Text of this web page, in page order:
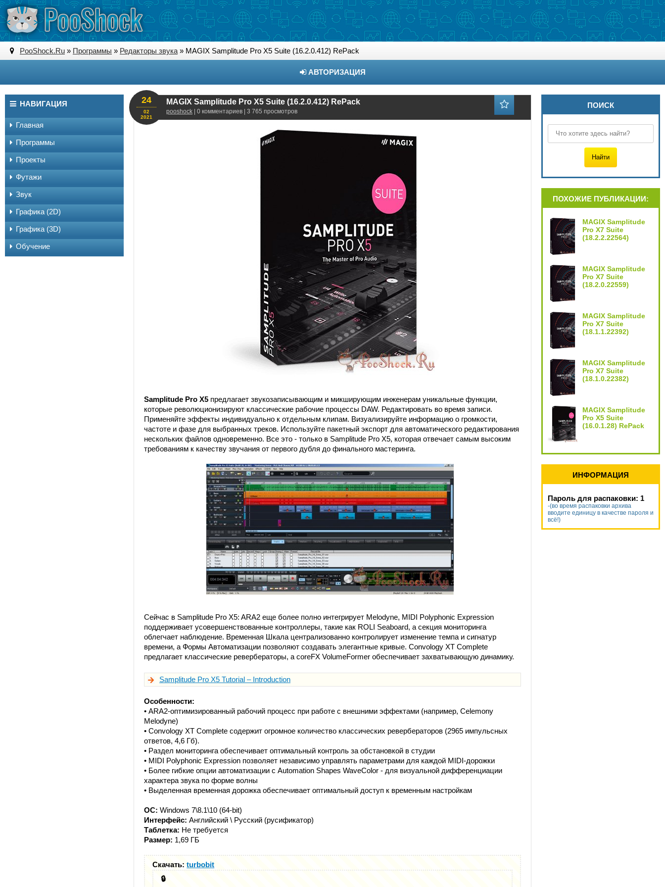
PooShock.Ru » Программы » Редакторы звука » MAGIX Samplitude Pro X5 Suite (16.2.0.412) RePack
АВТОРИЗАЦИЯ
MAGIX Samplitude Pro X5 Suite (16.2.0.412) RePack
pooshock | 0 комментариев | 3 765 просмотров
24
02
2021
Samplitude Pro X5 предлагает звукозаписывающим и микширующим инженерам уникальные функции,
которые революционизируют классические рабочие процессы DAW. Редактировать во время записи.
Применяйте эффекты индивидуально к отдельным клипам. Визуализируйте информацию о громкости,
частоте и фазе для выбранных треков. Используйте пакетный экспорт для автоматического редактирования
нескольких файлов одновременно. Все это - только в Samplitude Pro X5, которая отвечает самым высоким
требованиям к качеству звучания от первого дубля до финального мастеринга.
Сейчас в Samplitude Pro X5: ARA2 еще более полно интегрирует Melodyne, MIDI Polyphonic Expression
поддерживает усовершенствованные контроллеры, такие как ROLI Seaboard, а секция мониторинга
облегчает наблюдение. Временная Шкала централизованно контролирует изменение темпа и сигнатур
времени, а Формы Автоматизации позволяют создавать элегантные кривые. Convology XT Complete
предлагает классические ревербераторы, а coreFX VolumeFormer обеспечивает захватывающую динамику.
Samplitude Pro X5 Tutorial – Introduction
Особенности:
• ARA2-оптимизированный рабочий процесс при работе с внешними эффектами (например, Celemony
Melodyne)
• Convology XT Complete содержит огромное количество классических ревербераторов (2965 импульсных
ответов, 4,6 Гб).
• Раздел мониторинга обеспечивает оптимальный контроль за обстановкой в студии
• MIDI Polyphonic Expression позволяет независимо управлять параметрами для каждой MIDI-дорожки
• Более гибкие опции автоматизации с Automation Shapes WaveColor - для визуальной дифференциации
характера звука по форме волны
• Выделенная временная дорожка обеспечивает оптимальный доступ к временным настройкам
ОС: Windows 7\8.1\10 (64-bit)
Интерфейс: Английский \ Русский (русификатор)
Таблетка: Не требуется
Размер: 1,69 ГБ
Скачать:turbobit
🔒
НАВИГАЦИЯ
Главная
Программы
Проекты
Футажи
Звук
Графика (2D)
Графика (3D)
Обучение
ПОИСК
ПОХОЖИЕ ПУБЛИКАЦИИ:
MAGIX Samplitude
Pro X7 Suite
(18.2.2.22564)
MAGIX Samplitude
Pro X7 Suite
(18.2.0.22559)
MAGIX Samplitude
Pro X7 Suite
(18.1.1.22392)
MAGIX Samplitude
Pro X7 Suite
(18.1.0.22382)
MAGIX Samplitude
Pro X5 Suite
(16.0.1.28) RePack
ИНФОРМАЦИЯ
Пароль для распаковки: 1
-(во время распаковки архива
вводите единицу в качестве пароля и
всё!)